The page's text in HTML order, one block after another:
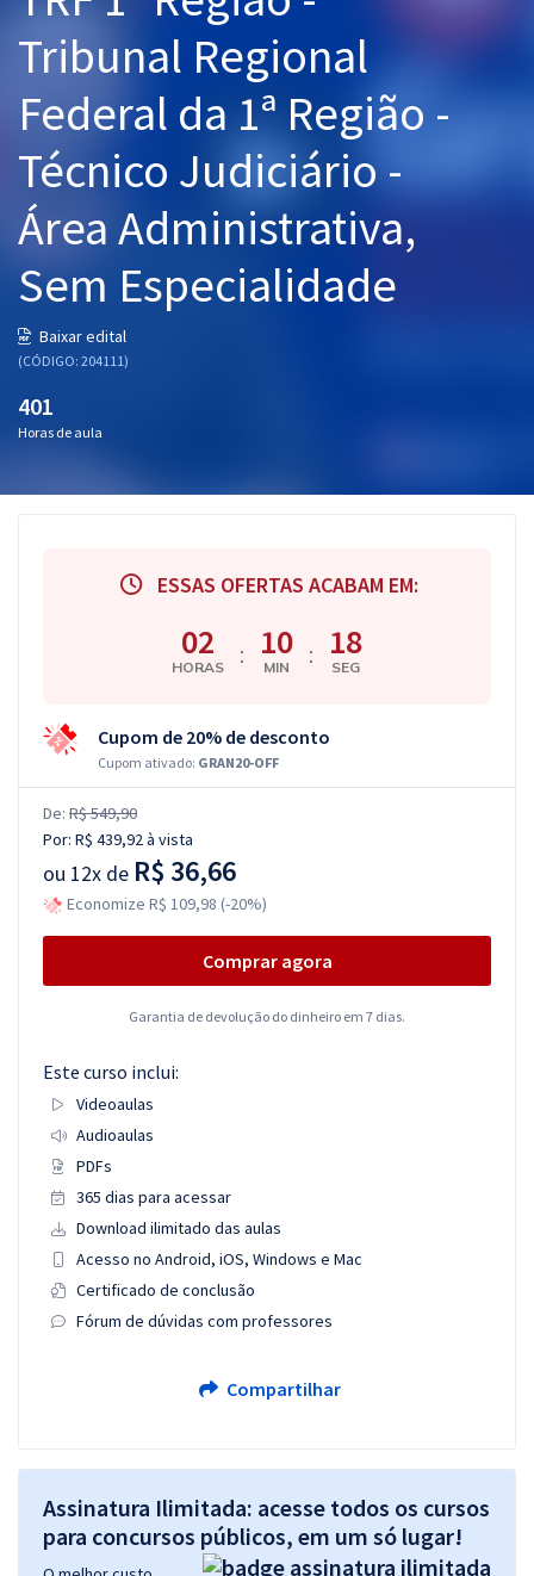
Graduação
OAB
Mentorias
Questões grátis
Conteúdo gratuito
Blog
Tribunal Regional
Federal da 1ª Região -
Técnico Judiciário -
Área Administrativa,
Sem Especialidade
Baixar edital
(CÓDIGO: 204111)
401
Horas de aula
ESSAS OFERTAS ACABAM EM:
02
HORAS : 10
MIN : 17
SEG
Cupom de 20% de desconto
Cupom ativado: GRAN20-OFF
De: R$ 549,90
Por: R$ 439,92à vista
ou 12x de R$ 36,66
Economize R$ 109,98 (-20%)
Comprar agora
Garantia de devolução do dinheiro em 7 dias.
Este curso inclui:
Videoaulas
Audioaulas
PDFs
365 dias para acessar
Download ilimitado das aulas
Acesso no Android, iOS, Windows e Mac
Certificado de conclusão
Fórum de dúvidas com professores
Compartilhar
Assinatura Ilimitada: acesse todos os cursos
para concursos públicos, em um só lugar!